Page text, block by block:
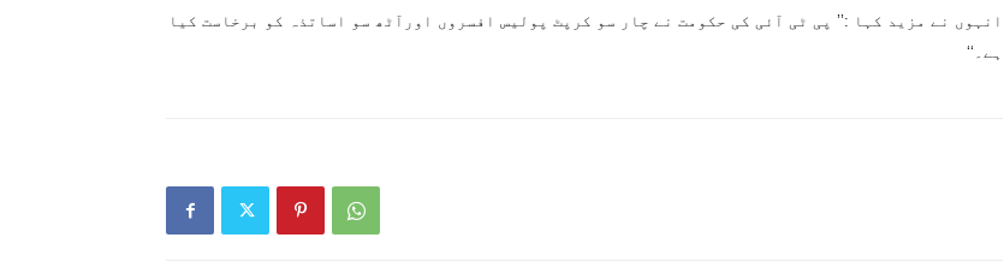
انہوں نے مزید کہا :’’ پی ٹی آئی کی حکومت نے چار سو کرپٹ پولیس افسروں اورآٹھ سو اساتذہ کو برخاست کیا
ہے۔‘‘